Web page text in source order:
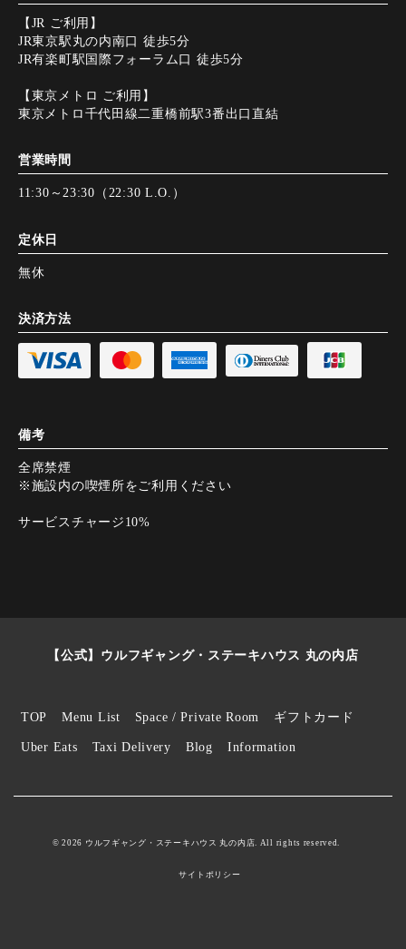
【JR ご利用】
JR東京駅丸の内南口 徒歩5分
JR有楽町駅国際フォーラム口 徒歩5分
【東京メトロ ご利用】
東京メトロ千代田線二重橋前駅3番出口直結
営業時間
11:30～23:30（22:30 L.O.）
定休日
無休
決済方法
備考
全席禁煙
※施設内の喫煙所をご利用ください
サービスチャージ10%
【公式】ウルフギャング・ステーキハウス 丸の内店
TOP Menu List Space / Private Room ギフトカード
Uber Eats Taxi Delivery Blog Information
© 2026 ウルフギャング・ステーキハウス 丸の内店. All rights reserved.
サイトポリシー